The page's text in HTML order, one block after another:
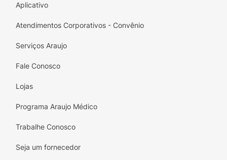
Aplicativo
Atendimentos Corporativos - Convênio
Serviços Araujo
Fale Conosco
Lojas
Programa Araujo Médico
Trabalhe Conosco
Seja um fornecedor